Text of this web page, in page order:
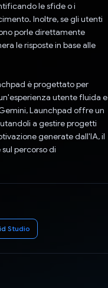
le sfide o i
Inoltre, se gli utenti
porle direttamente
le risposte in base alle
è progettato per
utente fluida e
Launchpad offre un
a gestire progetti
generate dall'IA, il
percorso di
Studio